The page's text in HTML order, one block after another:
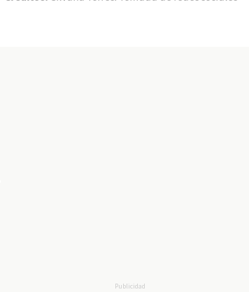
Publicidad